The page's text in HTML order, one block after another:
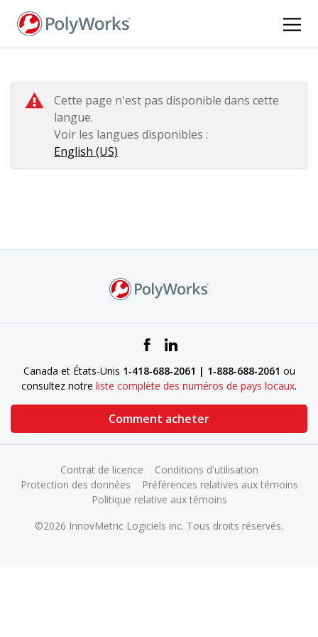
Cette page n'est pas disponible dans cette
langue.
Voir les langues disponibles :
English (US)
Canada et États-Unis 1‑418‑688‑2061 | 1‑888‑688‑2061 ou
consultez notre liste complète des numéros de pays locaux.
Comment acheter
©2026 InnovMetric Logiciels inc. Tous droits réservés.
Contrat de licence
Conditions d'utilisation
Protection des données
Préférences relatives aux témoins
Politique relative aux témoins